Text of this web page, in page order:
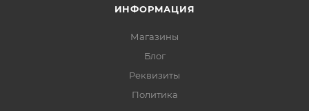
ИНФОРМАЦИЯ
Магазины
Блог
Реквизиты
Политика